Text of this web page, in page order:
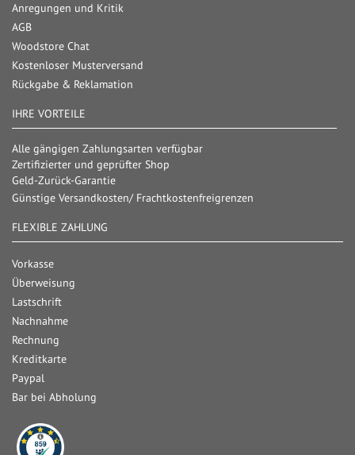
Anregungen und Kritik
AGB
Woodstore Chat
Kostenloser Musterversand
Rückgabe & Reklamation
IHRE VORTEILE
Alle gängigen Zahlungsarten verfügbar
Zertifizierter und geprüfter Shop
Geld-Zurück-Garantie
Günstige Versandkosten/ Frachtkostenfreigrenzen
FLEXIBLE ZAHLUNG
Vorkasse
Überweisung
Lastschrift
Nachnahme
Rechnung
Kreditkarte
Paypal
Bar bei Abholung